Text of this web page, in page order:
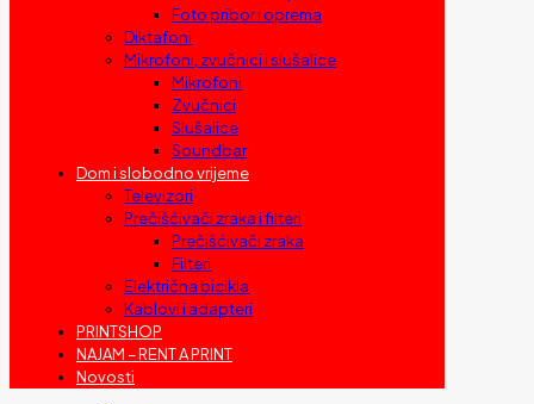
Foto pribor i oprema
Diktafoni
Mikrofoni, zvučnici i slušalice
Mikrofoni
Zvučnici
Slušalice
Soundbar
Dom i slobodno vrijeme
Televizori
Prečišćivači zraka i filteri
Prečišćivači zraka
Filteri
Električna bicikla
Kablovi i adapteri
PRINTSHOP
NAJAM – RENT A PRINT
Novosti